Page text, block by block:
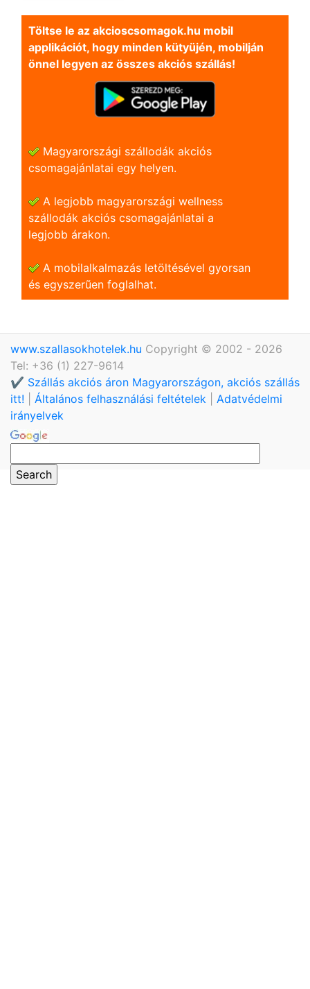
Töltse le az akcioscsomagok.hu mobil
applikációt, hogy minden kütyüjén, mobilján
önnel legyen az összes akciós szállás!
Magyarországi szállodák akciós
csomagajánlatai egy helyen.
A legjobb magyarországi wellness
szállodák akciós csomagajánlatai a
legjobb árakon.
A mobilalkalmazás letöltésével gyorsan
és egyszerũen foglalhat.
www.szallasokhotelek.hu Copyright © 2002 - 2026
Tel: +36 (1) 227-9614
✔️ Szállás akciós áron Magyarországon, akciós szállás
itt!
Általános felhasználási feltételek
Adatvédelmi
irányelvek